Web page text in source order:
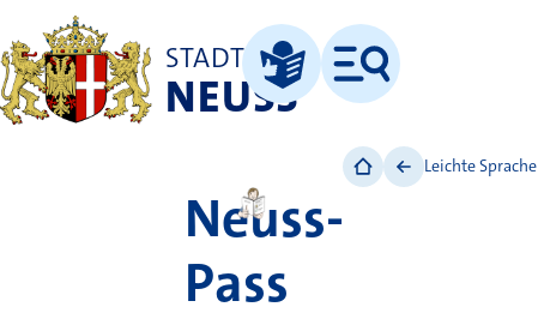
STADT
NEUSSLeichte Sprache
Menü
Leichte Sprache
Neuss-
Pass